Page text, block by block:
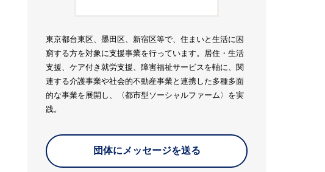
東京都台東区、墨田区、新宿区等で、住まいと生活に困
窮する方を対象に支援事業を行っています。居住・生活
支援、ケア付き就労支援、障害福祉サービスを軸に、関
連する介護事業や社会的不動産事業と連携した多種多面
的な事業を展開し、〈都市型ソーシャルファーム〉を実
践。
団体にメッセージを送る